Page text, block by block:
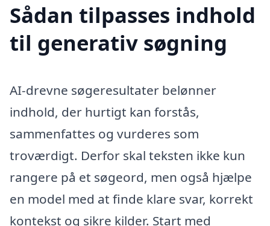
Sådan tilpasses indhold
til generativ søgning
AI-drevne søgeresultater belønner
indhold, der hurtigt kan forstås,
sammenfattes og vurderes som
troværdigt. Derfor skal teksten ikke kun
rangere på et søgeord, men også hjælpe
en model med at finde klare svar, korrekt
kontekst og sikre kilder. Start med